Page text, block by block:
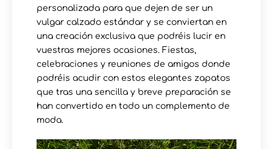
personalizada para que dejen de ser un
vulgar calzado estándar y se conviertan en
una creación exclusiva que podréis lucir en
vuestras mejores ocasiones. Fiestas,
celebraciones y reuniones de amigos donde
podréis acudir con estos elegantes zapatos
que tras una sencilla y breve preparación se
han convertido en todo un complemento de
moda.